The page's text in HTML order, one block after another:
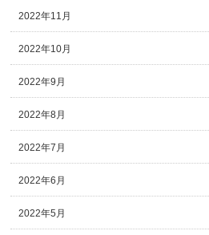
2022年11月
2022年10月
2022年9月
2022年8月
2022年7月
2022年6月
2022年5月